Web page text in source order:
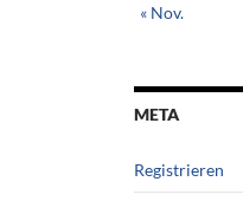
« Nov.
META
Registrieren